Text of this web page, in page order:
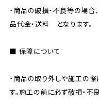
・商品の破損・不良等の場
品代金・送料 となります。
■ 保障について
・商品の取り外しや施工の
す。施工の前に必ず破損・